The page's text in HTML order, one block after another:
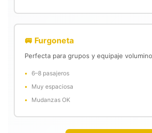
🚐 Furgoneta
Perfecta para grupos y equipaje
6–8 pasajeros
Muy espaciosa
Mudanzas OK